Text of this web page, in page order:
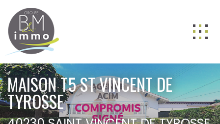
LOUER
VENDRE
MAISON T5 ST VINCENT DE
TYROSSE